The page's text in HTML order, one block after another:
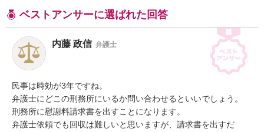
ベストアンサーに選ばれた回答
内藤 政信 弁護士
民事は時効が3年ですね。
弁護士にどこの刑務所にいるか問い合わせるといいでしょう。
刑務所に慰謝料請求書を出すことになります。
弁護士依頼でも回収は難しいと思いますが、請求書を出すだ